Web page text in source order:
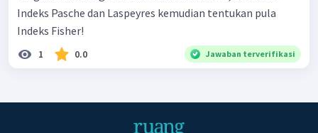
Indeks Pasche dan Laspeyres kemudian tentukan pula
Indeks Fisher!
1 0.0 Jawaban terverifikasi